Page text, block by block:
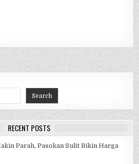
Search
RECENT POSTS
Parah, Pasokan Sulit Bikin Harga